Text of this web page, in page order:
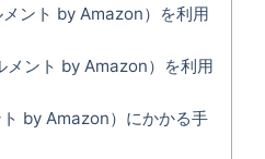
ント by Amazon）を利用
メント by Amazon）を利用
by Amazon）にかかる手